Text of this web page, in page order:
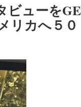
ビューを
リカへ５